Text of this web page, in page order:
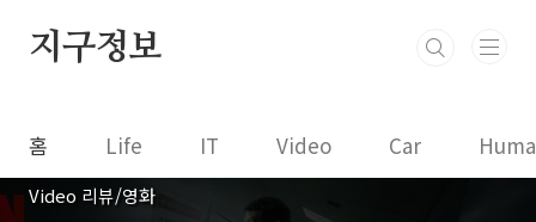
지구정보
홈 Life IT Video Car
Video 리뷰/영화